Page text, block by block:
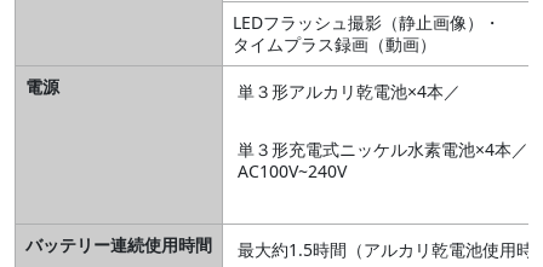
LEDフラッシュ撮影（静止画像）・
タイムプラス録画（動画）
電源
単３形アルカリ乾電池×4本／
単３形充電式ニッケル水素電池×4本／
AC100V~240V
バッテリー連続使用時間 最大約1.5時間（アルカリ乾電池使用時